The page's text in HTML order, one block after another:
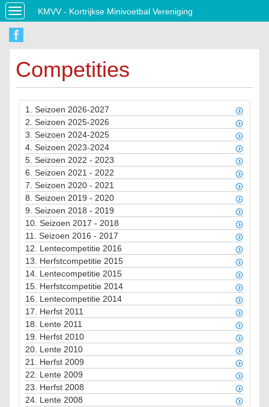
Toggle
navigation
KMVV - Kortrijkse Minivoetbal Vereniging
Competities
1. Seizoen 2026-2027
2. Seizoen 2025-2026
3. Seizoen 2024-2025
4. Seizoen 2023-2024
5. Seizoen 2022 - 2023
6. Seizoen 2021 - 2022
7. Seizoen 2020 - 2021
8. Seizoen 2019 - 2020
9. Seizoen 2018 - 2019
10. Seizoen 2017 - 2018
11. Seizoen 2016 - 2017
12. Lentecompetitie 2016
13. Herfstcompetitie 2015
14. Lentecompetitie 2015
15. Herfstcompetitie 2014
16. Lentecompetitie 2014
17. Herfst 2011
18. Lente 2011
19. Herfst 2010
20. Lente 2010
21. Herfst 2009
22. Lente 2009
23. Herfst 2008
24. Lente 2008